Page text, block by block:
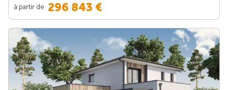
à partir de 296 843 €